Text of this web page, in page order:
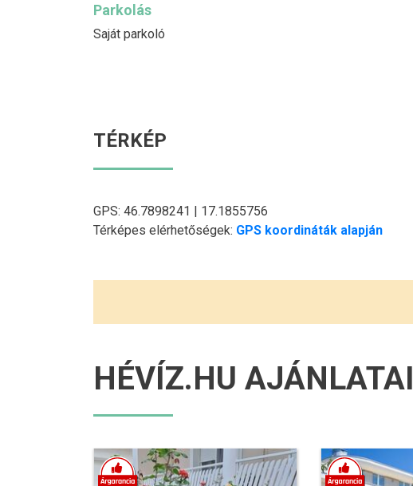
Parkolás
Saját parkoló
TÉRKÉP
GPS: 46.7898241 | 17.1855756
Térképes elérhetőségek: GPS koordináták alapján
HÉVÍZ.HU AJÁNLATAI